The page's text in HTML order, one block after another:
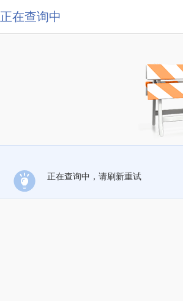
正在查询中
正在查询中，请刷新重试